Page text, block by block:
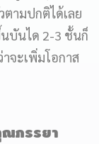
ามปกติได้เลย
บันได 2-3 ชั้นก็
จะเพิ่มโอกาส
ภรรยา